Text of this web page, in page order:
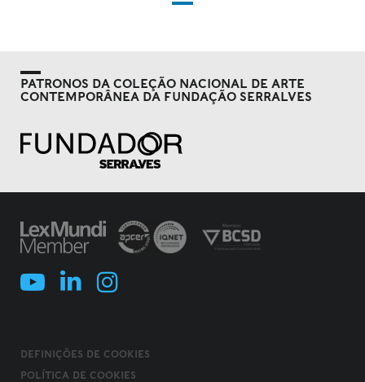
PATRONOS DA COLEÇÃO NACIONAL DE ARTE
CONTEMPORÂNEA DA FUNDAÇÃO SERRALVES
DEFINIÇÕES DE COOKIES
POLÍTICA DE COOKIES